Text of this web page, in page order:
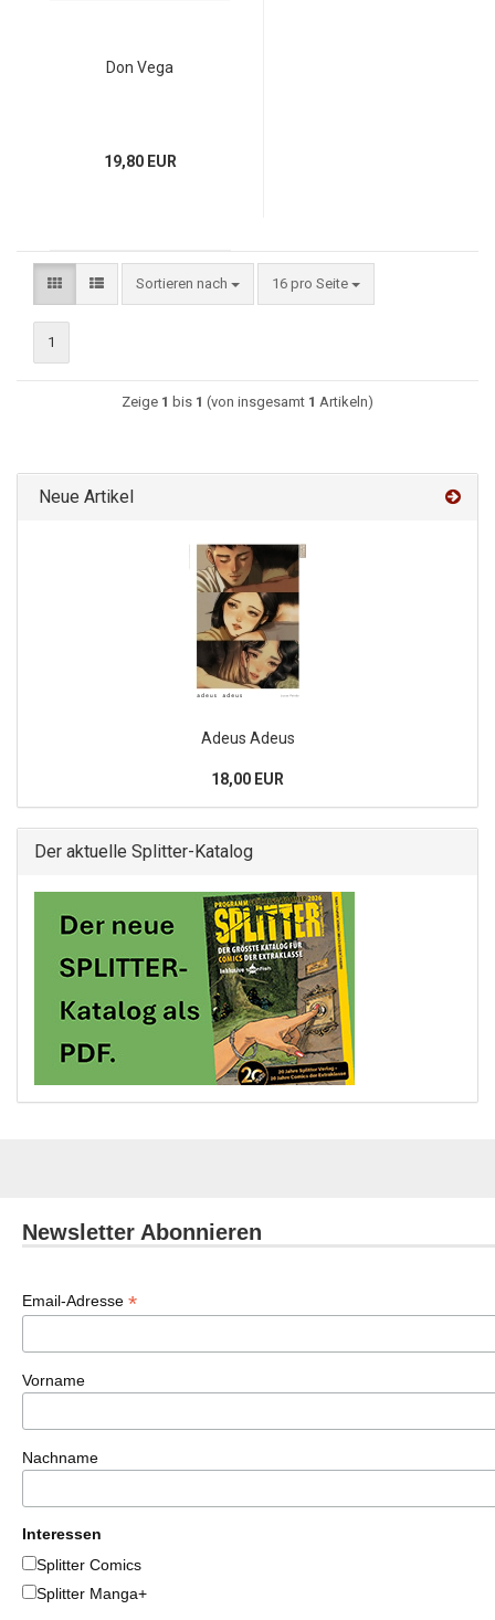
Don Vega
19,80 EUR
Sortieren nach 16 pro Seite
1
Zeige 1 bis 1 (von insgesamt 1 Artikeln)
Neue Artikel
Adeus Adeus
18,00 EUR
Der aktuelle Splitter-Katalog
Newsletter Abonnieren
Email-Adresse *
Vorname
Nachname
Interessen
Splitter Comics
Splitter Manga+